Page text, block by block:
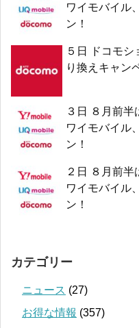
ワイモバイル
ン！
５日 ドコモ
り換えキャン
３日 ８月前半
ワイモバイル
ン！
２日 ８月前半
ワイモバイル
ン！
カテゴリー
ニュース (27)
お得な情報 (357)